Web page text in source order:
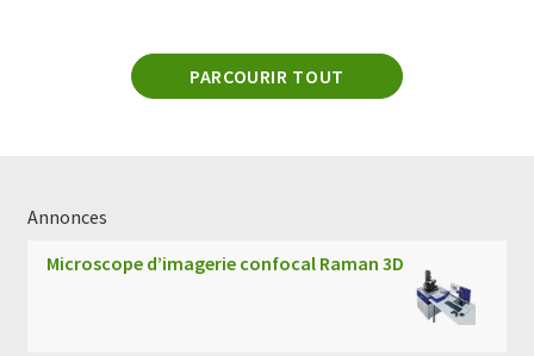
PARCOURIR TOUT
Annonces
Microscope d’imagerie confocal Raman 3D